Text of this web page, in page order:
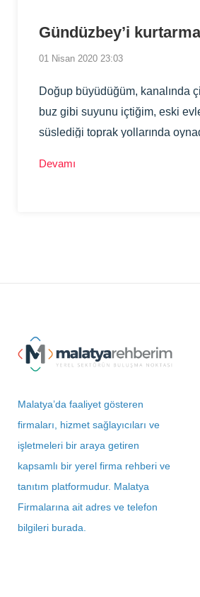
Gündüzbey’i
01 Nisan 2020 23:03
Doğup büyüdüğüm, kanalında
buz gibi suyunu içtiğim, eski
süslediği toprak yollarında
asli görevidir.
Devamı
Malatya’da faaliyet gösteren
firmaları, hizmet sağlayıcıları ve
işletmeleri bir araya getiren
kapsamlı bir yerel firma rehberi ve
tanıtım platformudur. Malatya
Firmalarına ait adres ve telefon
bilgileri burada.